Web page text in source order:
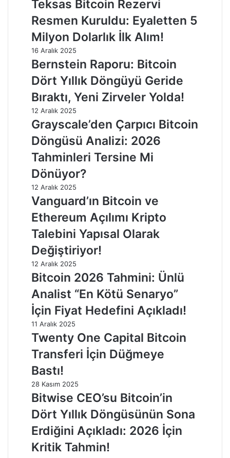
Teksas Bitcoin Rezervi
Resmen Kuruldu: Eyaletten 5
Milyon Dolarlık İlk Alım!
16 Aralık 2025
Bernstein Raporu: Bitcoin
Dört Yıllık Döngüyü Geride
Bıraktı, Yeni Zirveler Yolda!
12 Aralık 2025
Grayscale’den Çarpıcı Bitcoin
Döngüsü Analizi: 2026
Tahminleri Tersine Mi
Dönüyor?
12 Aralık 2025
Vanguard’ın Bitcoin ve
Ethereum Açılımı Kripto
Talebini Yapısal Olarak
Değiştiriyor!
12 Aralık 2025
Bitcoin 2026 Tahmini: Ünlü
Analist “En Kötü Senaryo”
İçin Fiyat Hedefini Açıkladı!
11 Aralık 2025
Twenty One Capital Bitcoin
Transferi İçin Düğmeye
Bastı!
28 Kasım 2025
Bitwise CEO’su Bitcoin’in
Dört Yıllık Döngüsünün Sona
Erdiğini Açıkladı: 2026 İçin
Kritik Tahmin!